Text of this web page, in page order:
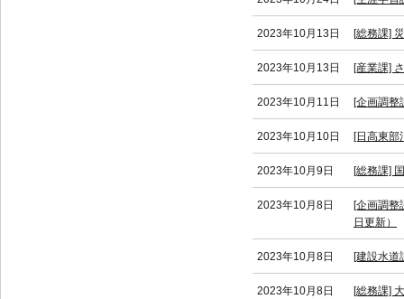
2023年10月13日 [総務課]
2023年10月13日 [産業課]
2023年10月11日 [企画調整
2023年10月10日 [日高東部
2023年10月9日 [総務課]
2023年10月8日
[企画調
日更新）
2023年10月8日 [建設水道
2023年10月8日 [総務課]